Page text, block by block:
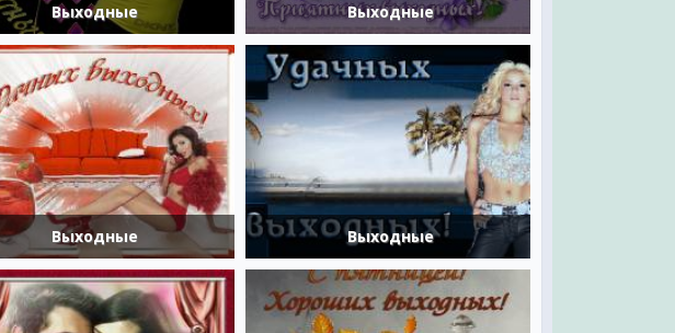
Выходные Выходные
Выходные Выходные